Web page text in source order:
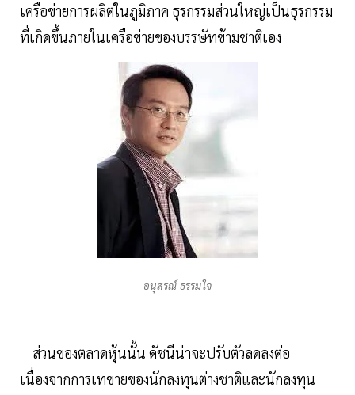
เครือข่ายการผลิตในภูมิภาค ธุรกรรมส่วนใหญ่เป็นธุรกรรม
ที่เกิดขึ้นภายในเครือข่ายของบรรษัทข้ามชาติเอง
อนุสรณ์ ธรรมใจ
ส่วนของตลาดหุ้นนั้น ดัชนีน่าจะปรับตัวลดลงต่อ
เนื่องจากการเทขายของนักลงทุนต่างชาติและนักลงทุน